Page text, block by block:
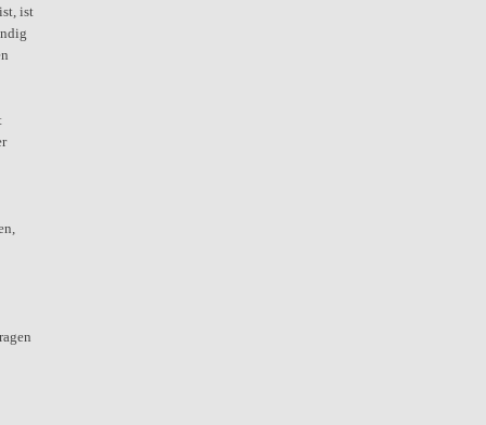
ist